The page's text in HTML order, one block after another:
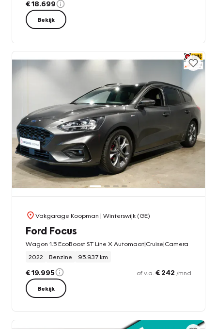
€ 18.699
Bekijk
Vakgarage Koopman | Winterswijk (GE)
Ford Focus
Wagon 1.5 EcoBoost ST Line X Automaat|Cruise|Camera
2022
Benzine 95.937 km
€ 19.995 of v.a. € 242 /mnd
Bekijk